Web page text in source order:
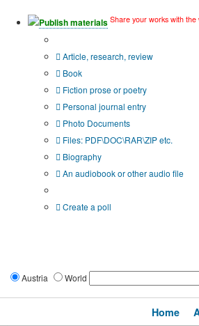
Publish materials Share your works with the
Article, research, review
Book
Fiction prose or poetry
Personal journal entry
Photo Documents
Files: PDF\DOC\RAR\ZIP etc.
Biography
An audiobook or other audio file
Create a poll
Austria World
Home